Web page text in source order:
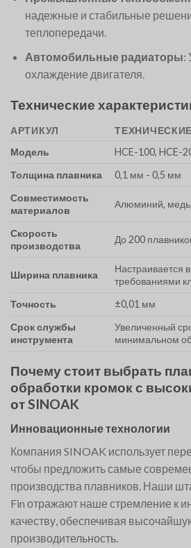
надежные и стабильные
теплопередачи.
Автомобильные радиаторы:
охлаждение двигателя.
Технические
АРТИКУЛ
Модель
HCE-100, HCE-
Толщина плавника
0,1 мм - 0,5 мм
Совместимость
материалов
Алюминий,
Скорость
производства
До 200
Ширина плавника
Настраивается
требованиями
Точность
±0,01 мм
Срок службы
инструмента
Увеличенный
минимальном
Почему стоит выбрать
обработки кромок с
от SINOAK
Инновационные технологии
Компания SINOAK использует
чтобы предложить самые
производства плавников. Наши
Fin отражают наше стремление к
качеству, обеспечивая
производительность.